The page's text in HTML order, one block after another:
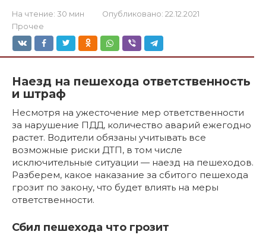
На чтение: 30 мин Опубликовано: 22.12.2021
Прочее
Наезд на пешехода ответственность
и штраф
Несмотря на ужесточение мер ответственности
за нарушение ПДД, количество аварий ежегодно
растет. Водители обязаны учитывать все
возможные риски ДТП, в том числе
исключительные ситуации — наезд на пешеходов.
Разберем, какое наказание за сбитого пешехода
грозит по закону, что будет влиять на меры
ответственности.
Сбил пешехода что грозит